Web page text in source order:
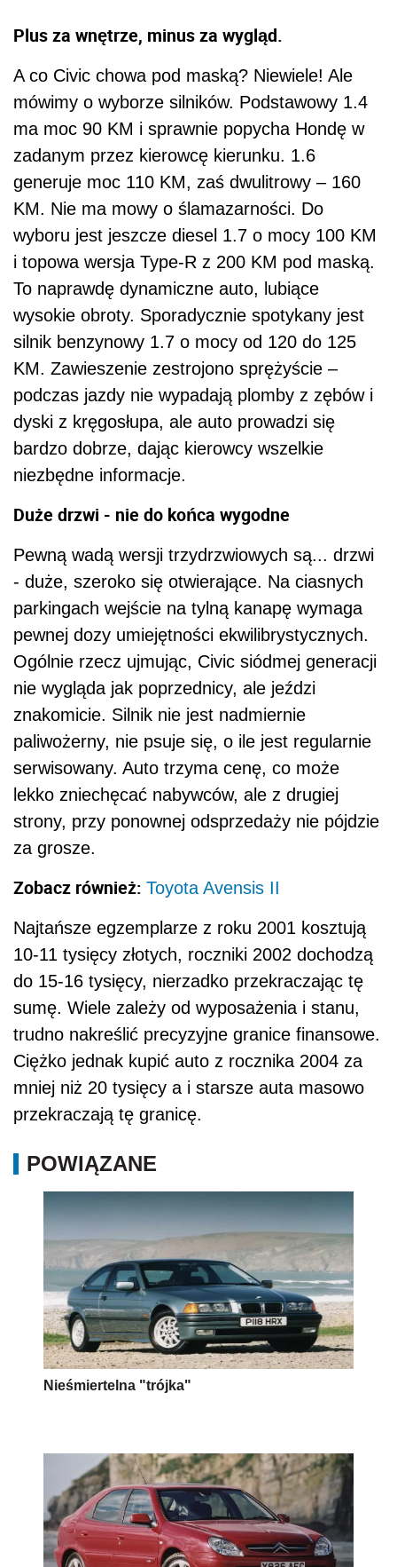
Plus za wnętrze, minus za wygląd.
A co Civic chowa pod maską? Niewiele! Ale
mówimy o wyborze silników. Podstawowy 1.4
ma moc 90 KM i sprawnie popycha Hondę w
zadanym przez kierowcę kierunku. 1.6
generuje moc 110 KM, zaś dwulitrowy – 160
KM. Nie ma mowy o ślamazarności. Do
wyboru jest jeszcze diesel 1.7 o mocy 100 KM
i topowa wersja Type-R z 200 KM pod maską.
To naprawdę dynamiczne auto, lubiące
wysokie obroty. Sporadycznie spotykany jest
silnik benzynowy 1.7 o mocy od 120 do 125
KM. Zawieszenie zestrojono sprężyście –
podczas jazdy nie wypadają plomby z zębów i
dyski z kręgosłupa, ale auto prowadzi się
bardzo dobrze, dając kierowcy wszelkie
niezbędne informacje.
Duże drzwi - nie do końca wygodne
Pewną wadą wersji trzydrzwiowych są... drzwi
- duże, szeroko się otwierające. Na ciasnych
parkingach wejście na tylną kanapę wymaga
pewnej dozy umiejętności ekwilibrystycznych.
Ogólnie rzecz ujmując, Civic siódmej generacji
nie wygląda jak poprzednicy, ale jeździ
znakomicie. Silnik nie jest nadmiernie
paliwożerny, nie psuje się, o ile jest regularnie
serwisowany. Auto trzyma cenę, co może
lekko zniechęcać nabywców, ale z drugiej
strony, przy ponownej odsprzedaży nie pójdzie
za grosze.
Zobacz również: Toyota Avensis II
Najtańsze egzemplarze z roku 2001 kosztują
10-11 tysięcy złotych, roczniki 2002 dochodzą
do 15-16 tysięcy, nierzadko przekraczając tę
sumę. Wiele zależy od wyposażenia i stanu,
trudno nakreślić precyzyjne granice finansowe.
Ciężko jednak kupić auto z rocznika 2004 za
mniej niż 20 tysięcy a i starsze auta masowo
przekraczają tę granicę.
POWIĄZANE
Nieśmiertelna "trójka"